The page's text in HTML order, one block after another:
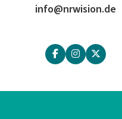
info@nrwision.de